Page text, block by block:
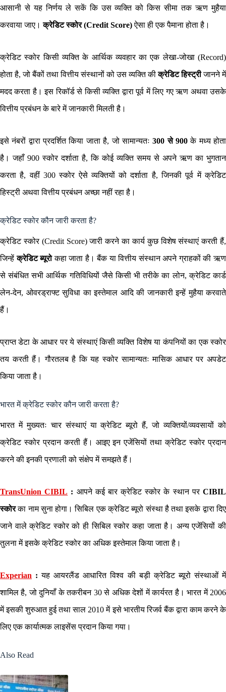
आसानी से यह निर्णय ले सकें कि उस व्यक्ति को किस सीमा तक ऋण मुहैया
करवाया जाए।क्रेडिट स्कोर (Credit Score)ऐसा ही एक पैमाना होता है।
क्रेडिट स्कोर किसी व्यक्ति के आर्थिक व्यवहार का एक लेखा-जोखा (Record)
होता है, जो बैंकों तथा वित्तीय संस्थानों को उस व्यक्ति कीक्रेडिट हिस्ट्रीजानने में
मदद करता है। इस रिकॉर्ड से किसी व्यक्ति द्वारा पूर्व में लिए गए ऋण अथवा उसके
वित्तीय प्रबंधन के बारे में जानकारी मिलती है।
इसे नंबरों द्वारा प्रदर्शित किया जाता है, जो सामान्यतः300 से 900के मध्य होता
है। जहाँ 900 स्कोर दर्शाता है, कि कोई व्यक्ति समय से अपने ऋण का भुगतान
करता है, वहीं 300 स्कोर ऐसे व्यक्तियों को दर्शाता है, जिनकी पूर्व में क्रेडिट
हिस्ट्री अथवा वित्तीय प्रबंधन अच्छा नहीं रहा है।
क्रेडिट स्कोर कौन जारी करता है?
क्रेडिट स्कोर (Credit Score) जारी करने का कार्य कुछ विशेष संस्थाएं करती हैं,
जिन्हें क्रेडिट ब्यूरोकहा जाता है। बैंक या वित्तीय संस्थान अपने ग्राहकों की ऋण
से संबंधित सभी आर्थिक गतिविधियों जैसे किसी भी तरीके का लोन, क्रेडिट कार्ड
लेन-देन, ओवरड्राफ्ट सुविधा का इस्तेमाल आदि की जानकारी इन्हें मुहैया करवाते
हैं।
प्राप्त डेटा के आधार पर ये संस्थाएं किसी व्यक्ति विशेष या कंपनियों का एक स्कोर
तय करती हैं। गौरतलब है कि यह स्कोर सामान्यतः मासिक आधार पर अपडेट
किया जाता है।
भारत में क्रेडिट स्कोर कौन जारी करता है?
भारत में मुख्यतः चार संस्थाएं या क्रेडिट ब्यूरो हैं, जो व्यक्तियों/व्यवसायों को
क्रेडिट स्कोर प्रदान करती हैं। आइए इन एजेंसियों तथा क्रेडिट स्कोर प्रदान
करने की इनकी प्रणाली को संक्षेप में समझते हैं।
TransUnion CIBIL : आपने कई बार क्रेडिट स्कोर के स्थान परCIBIL
स्कोरका नाम सुना होगा। सिबिल एक क्रेडिट ब्यूरो संस्था है तथा इसके द्वारा दिए
जाने वाले क्रेडिट स्कोर को ही सिबिल स्कोर कहा जाता है। अन्य एजेंसियों की
तुलना में इसके क्रेडिट स्कोर का अधिक इस्तेमाल किया जाता है।
Experian : यह आयरलैंड आधारित विश्व की बड़ी क्रेडिट ब्यूरो संस्थाओं में
शामिल है, जो दुनियाँ के तकरीबन 30 से अधिक देशों में कार्यरत है। भारत में 2006
में इसकी शुरुआत हुई तथा साल 2010 में इसे भारतीय रिजर्व बैंक द्वारा काम करने के
लिए एक कार्यात्मक लाइसेंस प्रदान किया गया।
Also Read